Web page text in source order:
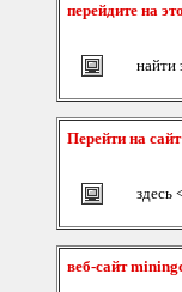
перейдите на
найти
Перейти на
здесь
веб-сайт